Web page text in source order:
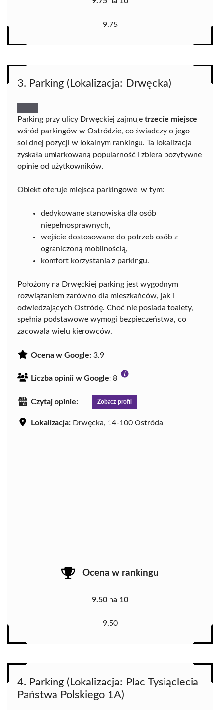
9.75
3. Parking (Lokalizacja: Drwęcka)
Parking przy ulicy Drwęckiej zajmuje trzecie miejsce
wśród parkingów w Ostródzie, co świadczy o jego
solidnej pozycji w lokalnym rankingu. Ta lokalizacja
zyskała umiarkowaną popularność i zbiera pozytywne
opinie od użytkowników.
Obiekt oferuje miejsca parkingowe, w tym:
dedykowane stanowiska dla osób
niepełnosprawnych,
wejście dostosowane do potrzeb osób z
ograniczoną mobilnością,
komfort korzystania z parkingu.
Położony na Drwęckiej parking jest wygodnym
rozwiązaniem zarówno dla mieszkańców, jak i
odwiedzających Ostródę. Choć nie posiada toalety,
spełnia podstawowe wymogi bezpieczeństwa, co
zadowala wielu kierowców.
Ocena w Google: 3.9
Liczba opinii w Google: 8
Czytaj opinie: Zobacz profil
Lokalizacja: Drwęcka, 14-100 Ostróda
Ocena w rankingu
9.50 na 10
9.50
4. Parking (Lokalizacja: Plac Tysiąclecia
Państwa Polskiego 1A)